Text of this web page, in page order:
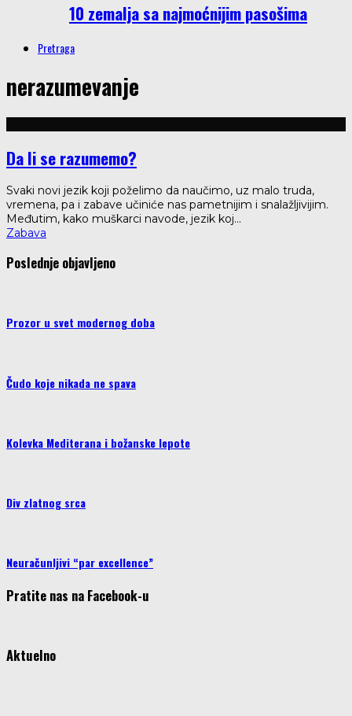
10 zemalja sa najmoćnijim pasošima
Pretraga
nerazumevanje
Da li se razumemo?
Svaki novi jezik koji poželimo da naučimo, uz malo truda,
vremena, pa i zabave učiniće nas pametnijim i snalažljivijim.
Međutim, kako muškarci navode, jezik koj...
Zabava
Poslednje objavljeno
Prozor u svet modernog doba
Čudo koje nikada ne spava
Kolevka Mediterana i božanske lepote
Div zlatnog srca
Neuračunljivi “par excellence”
Pratite nas na Facebook-u
Aktuelno